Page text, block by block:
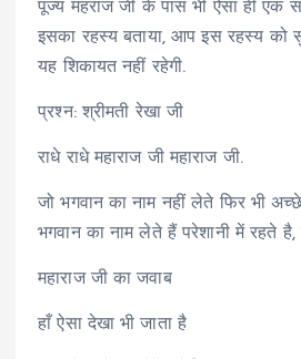
पूज्य महराज जी के पास भी ऐसा ही एक
इसका रहस्य बताया, आप इस रहस्य को
यह शिकायत नहीं रहेगी.
प्रश्न: श्रीमती रेखा जी
राधे राधे महाराज जी महाराज जी.
जो भगवान का नाम नहीं लेते फिर भी
भगवान का नाम लेते हैं परेशानी में रहते है,
महाराज जी का जवाब
हाँ ऐसा देखा भी जाता है